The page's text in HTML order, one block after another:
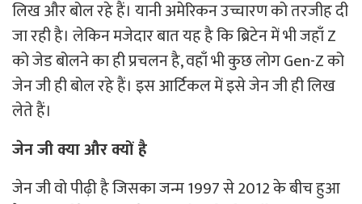
लिख और बोल रहे हैं। यानी अमेरिकन उच्चारण को तरजीह दी
जा रही है। लेकिन मजेदार बात यह है कि ब्रिटेन में भी जहाँ Z
को जेड बोलने का ही प्रचलन है, वहाँ भी कुछ लोग Gen-Z को
जेन जी ही बोल रहे हैं। इस आर्टिकल में इसे जेन जी ही लिख
लेते हैं।
जेन जी क्या और क्यों है
जेन जी वो पीढ़ी है जिसका जन्म 1997 से 2012 के बीच हुआ